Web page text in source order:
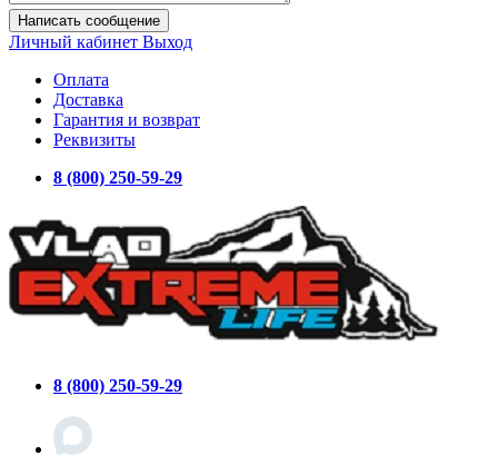
Написать сообщение
Личный кабинет Выход
Оплата
Доставка
Гарантия и возврат
Реквизиты
8 (800) 250-59-29
8 (800) 250-59-29